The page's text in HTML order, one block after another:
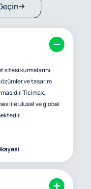
kurmalarını
ve tasarım
Ticimax,
ile ulusal ve global